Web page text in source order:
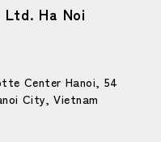
Ltd. Ha Noi
Center Hanoi, 54
City, Vietnam